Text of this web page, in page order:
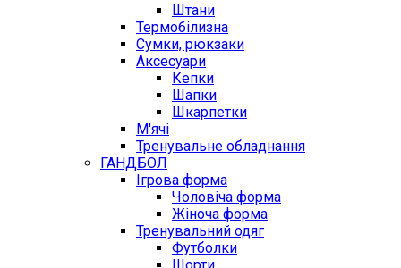
Штани
Термобілизна
Сумки, рюкзаки
Аксесуари
Кепки
Шапки
Шкарпетки
М'ячі
Тренувальне обладнання
ГАНДБОЛ
Ігрова форма
Чоловіча форма
Жіноча форма
Тренувальний одяг
Футболки